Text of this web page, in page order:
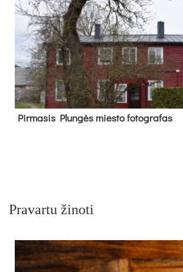
Pir­ma­sis Plun­gės mies­to fo­tog­ra­fas
Pravartu žinoti